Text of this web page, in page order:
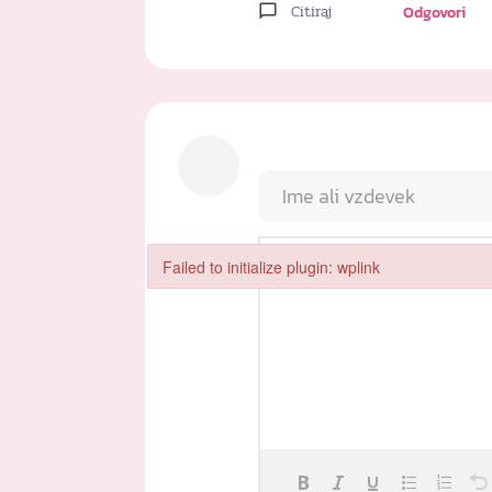
Citiraj Odgovori
Failed to initialize plugin: wplink
Failed to initialize plugin: wplink